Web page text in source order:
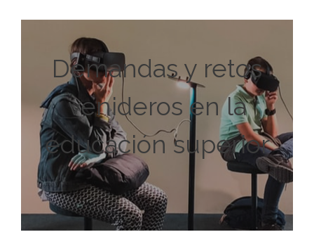
Demandas y retos
venideros en la
educación superior